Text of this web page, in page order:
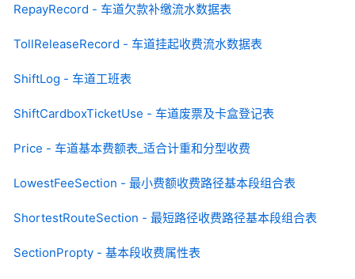
RepayRecord - 车道欠款补缴流水数据表
TollReleaseRecord - 车道挂起收费流水数据表
ShiftLog - 车道工班表
ShiftCardboxTicketUse - 车道废票及卡盒登记表
Price - 车道基本费额表_适合计重和分型收费
LowestFeeSection - 最小费额收费路径基本段组合表
ShortestRouteSection - 最短路径收费路径基本段组合表
SectionPropty - 基本段收费属性表